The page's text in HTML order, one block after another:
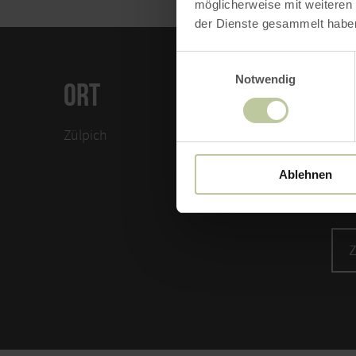
möglicherweise mit
der Dienste gesammelt
Notwendig
Ablehnen
ORT
Zülpich